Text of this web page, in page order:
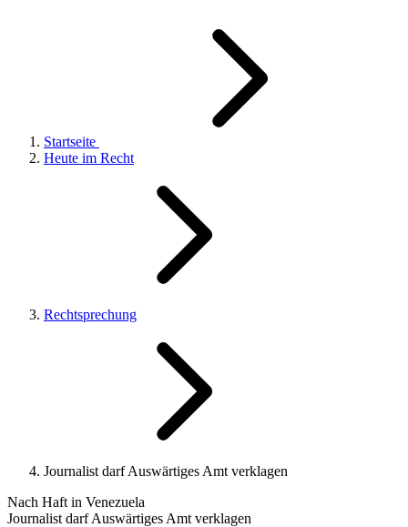
Startseite
Heute im Recht
Rechtsprechung
Journalist darf Auswärtiges Amt verklagen
Nach Haft in Venezuela
Journalist darf Auswärtiges Amt verklagen